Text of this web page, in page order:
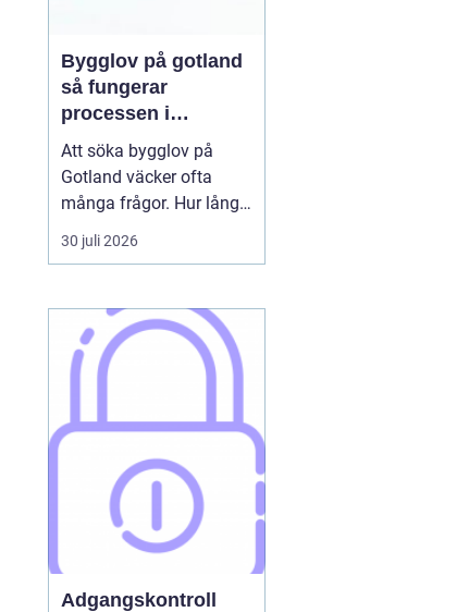
Bygglov på gotland
så fungerar
processen i
praktiken
Att söka bygglov på
Gotland väcker ofta
många frågor. Hur lång
tid tar det? Vilka
handlingar behövs? Och
nära havet eller i Visbys
känsliga kulturmiljö? För
den som sällan har
kännas både ...
30 juli 2026
Adgangskontroll